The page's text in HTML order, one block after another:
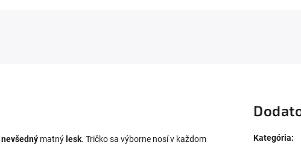
nevšedný matný lesk. Tričko sa výborne nosí v každom
Kategória: